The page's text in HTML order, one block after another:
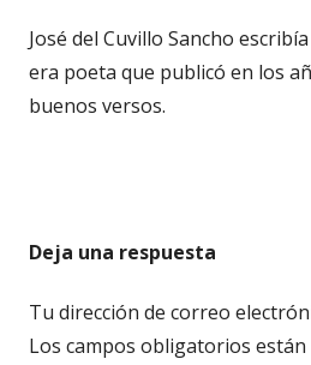
José del Cuvillo Sancho
era poeta que publicó en los
buenos versos.
Deja una respuesta
Tu dirección de correo
Los campos obligatorios están